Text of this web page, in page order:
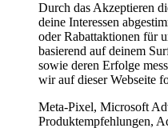
Durch das Akzeptieren
deine Interessen
oder Rabattaktionen für
basierend auf deinem
sowie deren Erfolge
wir auf dieser Webseite
Meta-Pixel, Microsoft
Produktempfehlungen,